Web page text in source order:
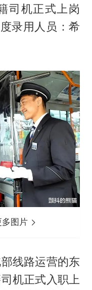
司机正式上岗
录用人员：希
图片
线路运营的东
机正式入职上